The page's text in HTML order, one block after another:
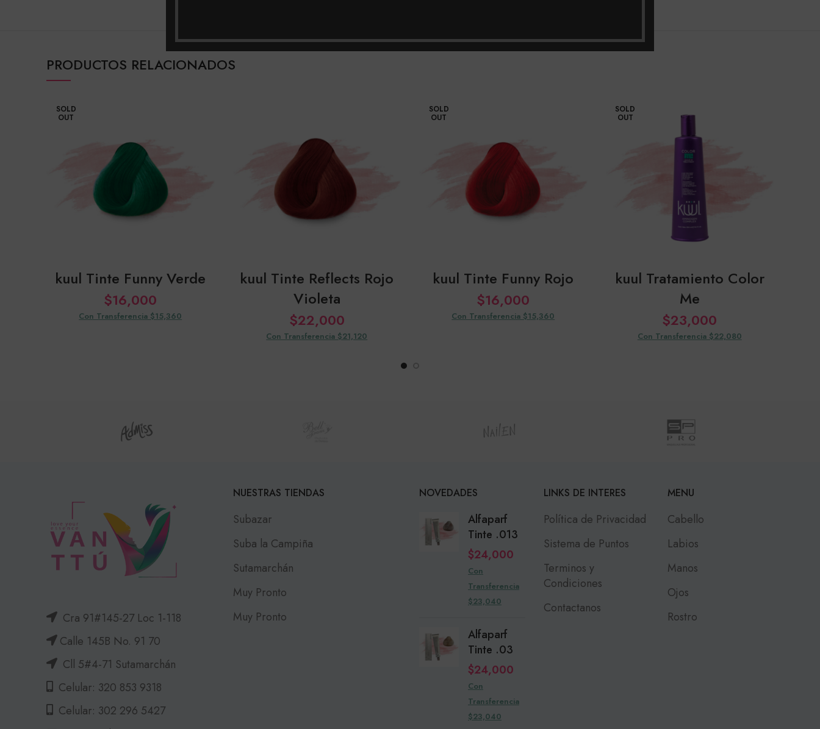
PRODUCTOS RELACIONADOS
SOLD
OUT
kuul Tinte Funny Verde
$16,000
Con Transferencia $15,360
kuul Tinte Reflects Rojo
Violeta
$22,000
Con Transferencia $21,120
SOLD
OUT
kuul Tinte Funny Rojo
$16,000
Con Transferencia $15,360
SOLD
OUT
kuul Tratamiento Color
Me
$23,000
Con Transferencia $22,080
Cra 91#145-27 Loc 1-118
Calle 145B No. 91 70
Cll 5#4-71 Sutamarchán
Celular: 320 853 9318
Celular: 302 296 5427
NUESTRAS TIENDAS
Subazar
Suba la Campiña
Sutamarchán
Muy Pronto
Muy Pronto
NOVEDADES
Alfaparf
Tinte .013
$24,000
Con
Transferencia
$23,040
Alfaparf
Tinte .03
$24,000
Con
Transferencia
$23,040
LINKS DE INTERES
Política de Privacidad
Sistema de Puntos
Terminos y
Condiciones
Contactanos
MENU
Cabello
Labios
Manos
Ojos
Rostro